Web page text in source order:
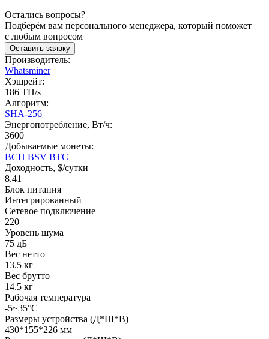
Остались вопросы?
Подберём вам персонального менеджера, который поможет
с любым вопросом
Оставить заявку
Производитель:
Whatsminer
Хэшрейт:
186 TH/s
Алгоритм:
SHA-256
Энергопотребление, Вт/ч:
3600
Добываемые монеты:
BCH BSV BTC
Доходность, $/сутки
8.41
Блок питания
Интегрированный
Сетевое подключение
220
Уровень шума
75 дБ
Вес нетто
13.5 кг
Вес брутто
14.5 кг
Рабочая температура
-5~35°C
Размеры устройства (Д*Ш*В)
430*155*226 мм